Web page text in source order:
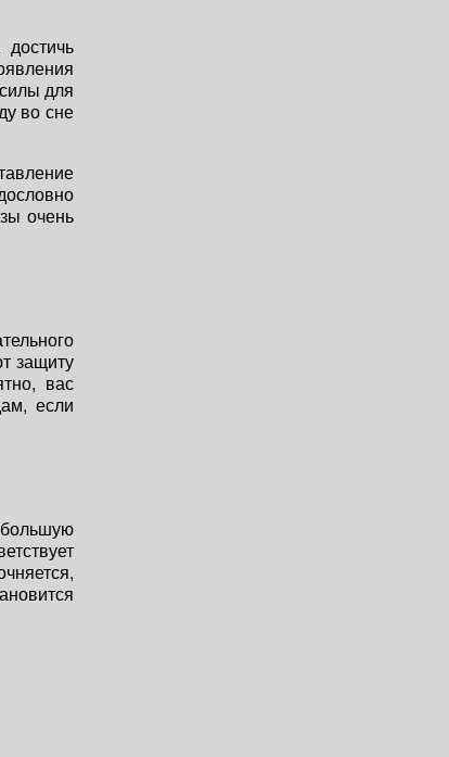
для
во сне
очень
защиту
вас
если